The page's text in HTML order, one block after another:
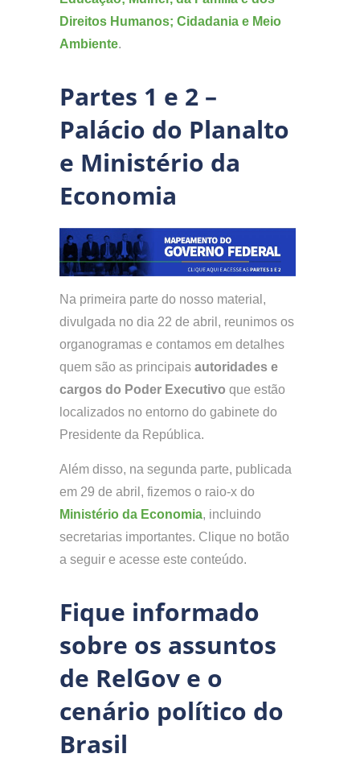
Direitos Humanos; Cidadania e Meio
Ambiente.
Partes 1 e 2 –
Palácio do Planalto
e Ministério da
Economia
Na primeira parte do nosso material,
divulgada no dia 22 de abril, reunimos os
organogramas e contamos em detalhes
quem são as principais autoridades e
cargos do Poder Executivo que estão
localizados no entorno do gabinete do
Presidente da República.
Além disso, na segunda parte, publicada
em 29 de abril, fizemos o raio-x do
Ministério da Economia, incluindo
secretarias importantes. Clique no botão
a seguir e acesse este conteúdo.
Fique informado
sobre os assuntos
de RelGov e o
cenário político do
Brasil